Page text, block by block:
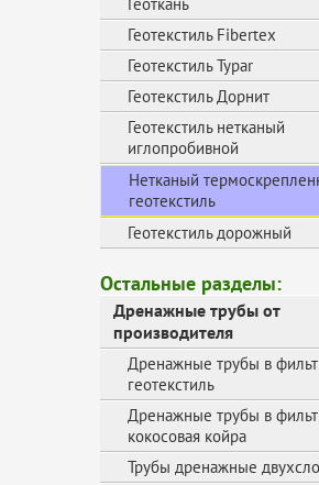
Геотекстиль Fibertex
Геотекстиль Typar
Геотекстиль Дорнит
Геотекстиль нетканый
иглопробивной
Нетканый
геотекстиль
Геотекстиль дорожный
Остальные разделы:
Дренажные трубы от
производителя
Дренажные трубы в
геотекстиль
Дренажные трубы в
кокосовая койра
Трубы дренажные